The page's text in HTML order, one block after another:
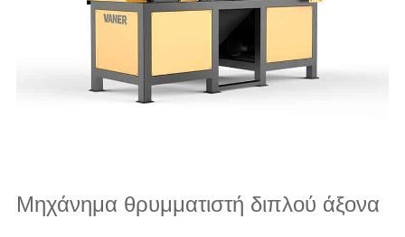
Μηχάνημα θρυμματιστή διπλού άξονα